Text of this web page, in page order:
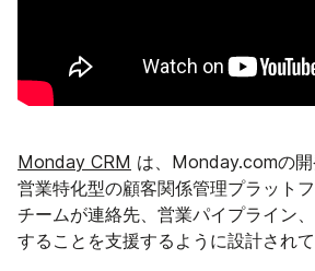
Monday CRM は、Monday.comの
営業特化型の顧客関係管理プラット
チームが連絡先、営業パイプライン
することを支援するように設計されて